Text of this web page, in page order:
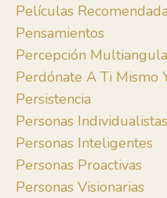
Películas
Pensamientos
Percepción
Perdónate A Ti Mismo
Persistencia
Personas Individualistas
Personas Inteligentes
Personas Proactivas
Personas Visionarias